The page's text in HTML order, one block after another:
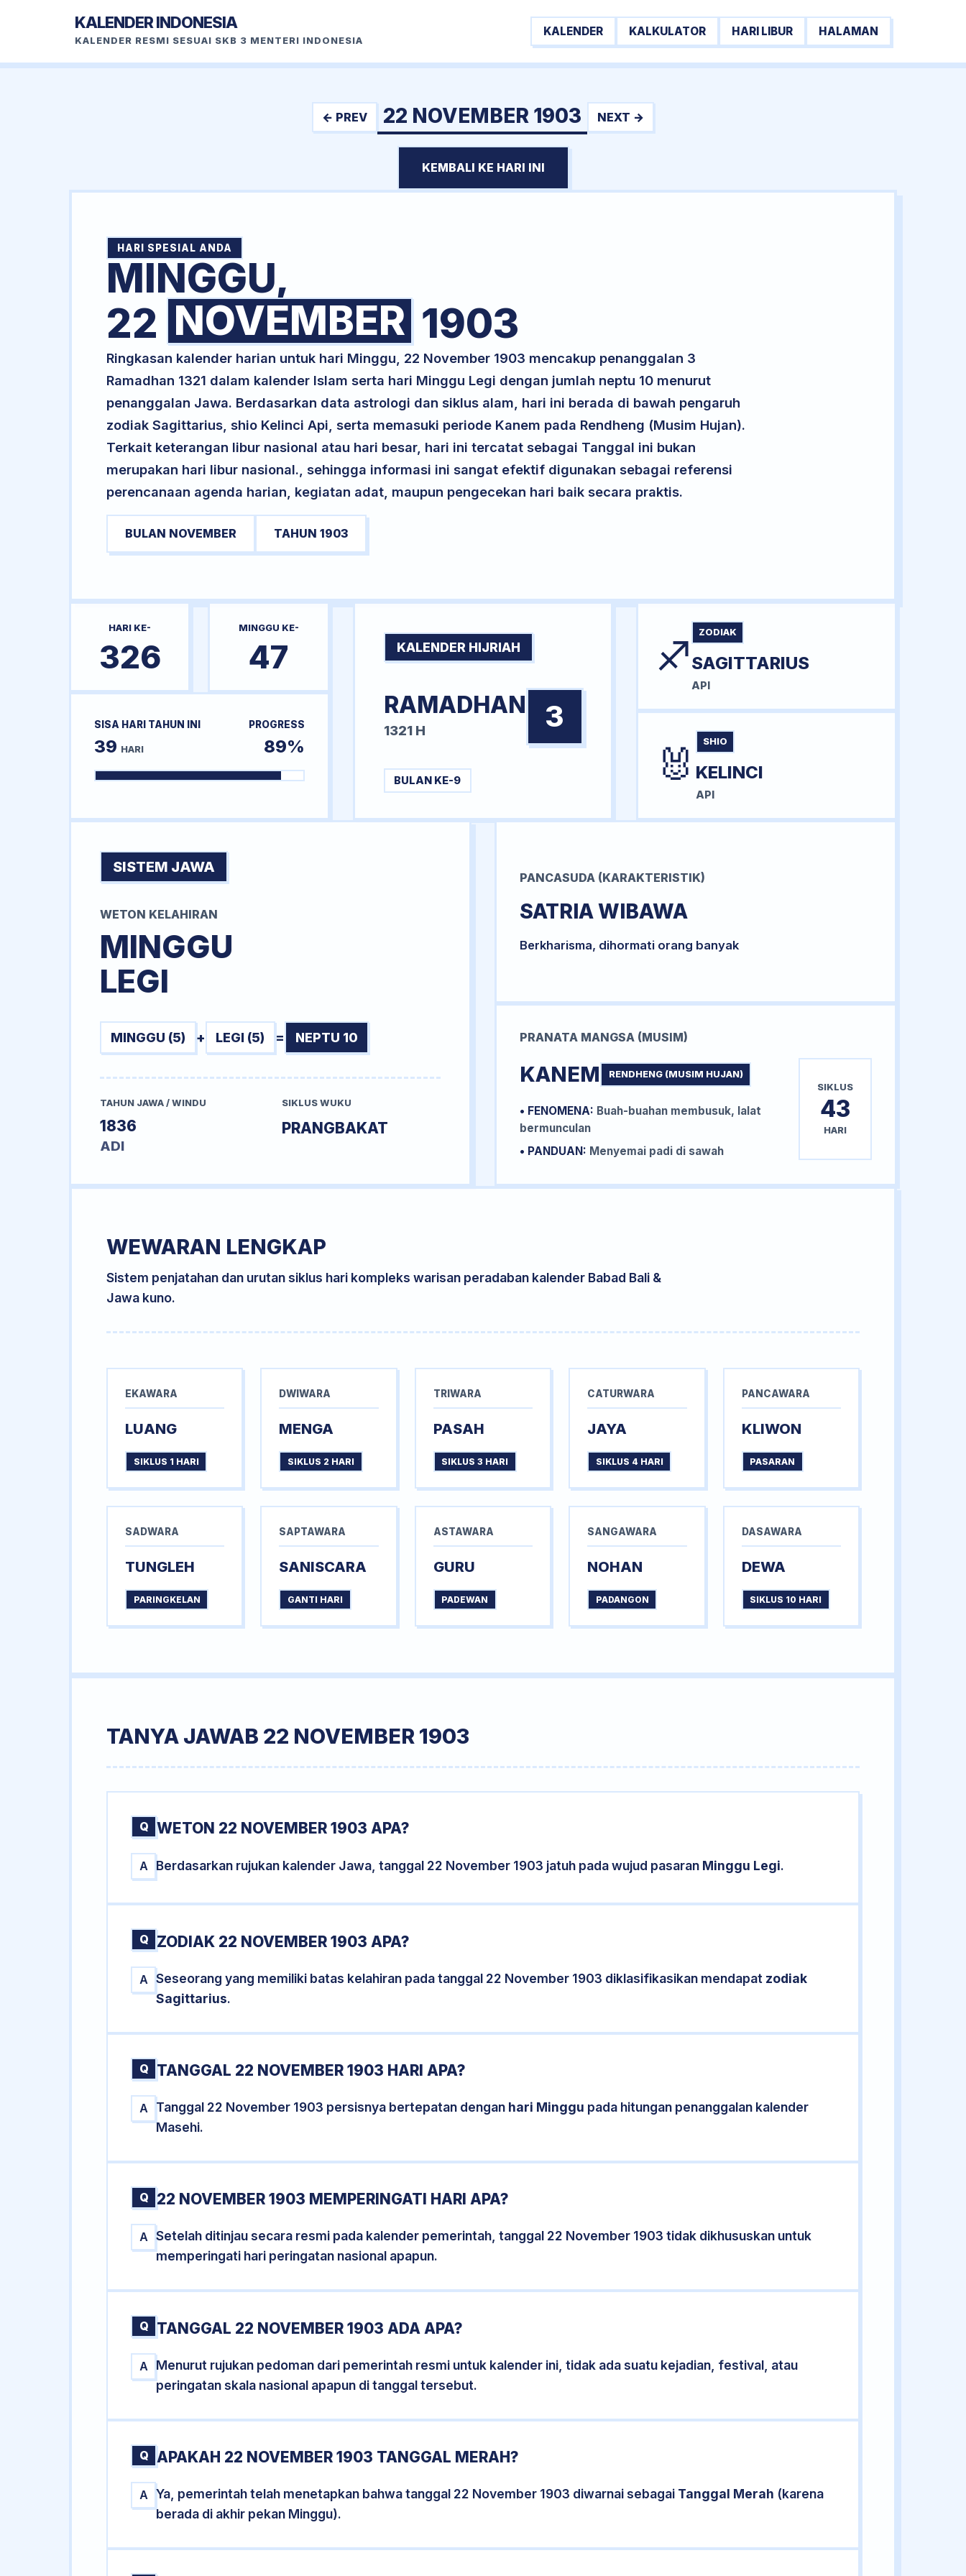
KALENDER INDONESIA
KALENDER RESMI SESUAI SKB 3 MENTERI INDONESIA
KALENDER KALKULATOR HARI LIBUR HALAMAN
← PREV 22 NOVEMBER 1903 NEXT →
KEMBALI KE HARI INI
HARI SPESIAL ANDA
MINGGU,
22 NOVEMBER 1903
Ringkasan kalender harian untuk hari Minggu, 22 November 1903 mencakup penanggalan 3
Ramadhan 1321 dalam kalender Islam serta hari Minggu Legi dengan jumlah neptu 10 menurut
penanggalan Jawa. Berdasarkan data astrologi dan siklus alam, hari ini berada di bawah pengaruh
zodiak Sagittarius, shio Kelinci Api, serta memasuki periode Kanem pada Rendheng (Musim Hujan).
Terkait keterangan libur nasional atau hari besar, hari ini tercatat sebagai Tanggal ini bukan
merupakan hari libur nasional., sehingga informasi ini sangat efektif digunakan sebagai referensi
perencanaan agenda harian, kegiatan adat, maupun pengecekan hari baik secara praktis.
BULAN NOVEMBER TAHUN 1903
HARI KE-
326
MINGGU KE-
47
SISA HARI TAHUN INI
39 HARI
PROGRESS
89%
KALENDER HIJRIAH
RAMADHAN
1321 H 3
BULAN KE-9
♐ ZODIAK
SAGITTARIUS
API
🐰 SHIO
KELINCI
API
SISTEM JAWA
WETON KELAHIRAN
MINGGU
LEGI
MINGGU (5) + LEGI (5) = NEPTU 10
TAHUN JAWA / WINDU
1836
ADI
SIKLUS WUKU
PRANGBAKAT
PANCASUDA (KARAKTERISTIK)
SATRIA WIBAWA
Berkharisma, dihormati orang banyak
PRANATA MANGSA (MUSIM)
KANEM RENDHENG (MUSIM HUJAN)
• FENOMENA: Buah-buahan membusuk, lalat
bermunculan
• PANDUAN: Menyemai padi di sawah
SIKLUS
43
HARI
WEWARAN LENGKAP
Sistem penjatahan dan urutan siklus hari kompleks warisan peradaban kalender Babad Bali &
Jawa kuno.
EKAWARA
LUANG
SIKLUS 1 HARI
DWIWARA
MENGA
SIKLUS 2 HARI
TRIWARA
PASAH
SIKLUS 3 HARI
CATURWARA
JAYA
SIKLUS 4 HARI
PANCAWARA
KLIWON
PASARAN
SADWARA
TUNGLEH
PARINGKELAN
SAPTAWARA
SANISCARA
GANTI HARI
ASTAWARA
GURU
PADEWAN
SANGAWARA
NOHAN
PADANGON
DASAWARA
DEWA
SIKLUS 10 HARI
TANYA JAWAB 22 NOVEMBER 1903
Q WETON 22 NOVEMBER 1903 APA?
A Berdasarkan rujukan kalender Jawa, tanggal 22 November 1903 jatuh pada wujud pasaran Minggu Legi.
Q ZODIAK 22 NOVEMBER 1903 APA?
A Seseorang yang memiliki batas kelahiran pada tanggal 22 November 1903 diklasifikasikan mendapat zodiak
Sagittarius.
Q TANGGAL 22 NOVEMBER 1903 HARI APA?
A Tanggal 22 November 1903 persisnya bertepatan dengan hari Minggu pada hitungan penanggalan kalender
Masehi.
Q 22 NOVEMBER 1903 MEMPERINGATI HARI APA?
A Setelah ditinjau secara resmi pada kalender pemerintah, tanggal 22 November 1903 tidak dikhususkan untuk
memperingati hari peringatan nasional apapun.
Q TANGGAL 22 NOVEMBER 1903 ADA APA?
A
Menurut rujukan pedoman dari pemerintah resmi untuk kalender ini, tidak ada suatu kejadian, festival, atau
peringatan skala nasional apapun di tanggal tersebut.
Q APAKAH 22 NOVEMBER 1903 TANGGAL MERAH?
A Ya, pemerintah telah menetapkan bahwa tanggal 22 November 1903 diwarnai sebagai Tanggal Merah (karena
berada di akhir pekan Minggu).